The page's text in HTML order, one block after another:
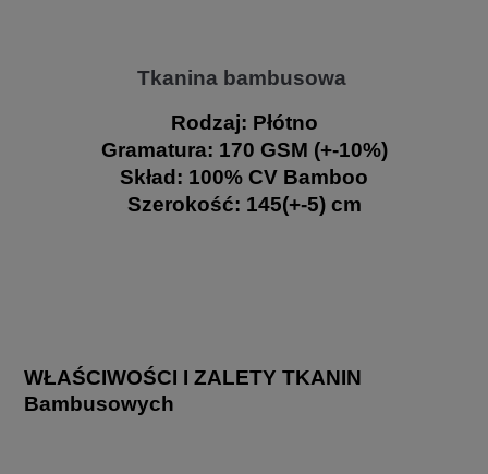
Tkanina bambusowa
Rodzaj: Płótno
Gramatura: 170 GSM (+-10%)
Skład: 100% CV Bamboo
Szerokość: 145(+-5) cm
WŁAŚCIWOŚCI I ZALETY TKANIN
Bambusowych